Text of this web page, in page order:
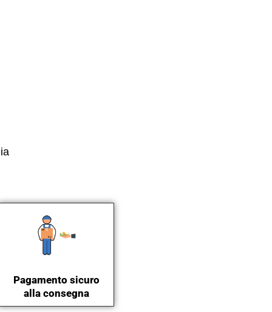
Pagamento sicuro
alla consegna